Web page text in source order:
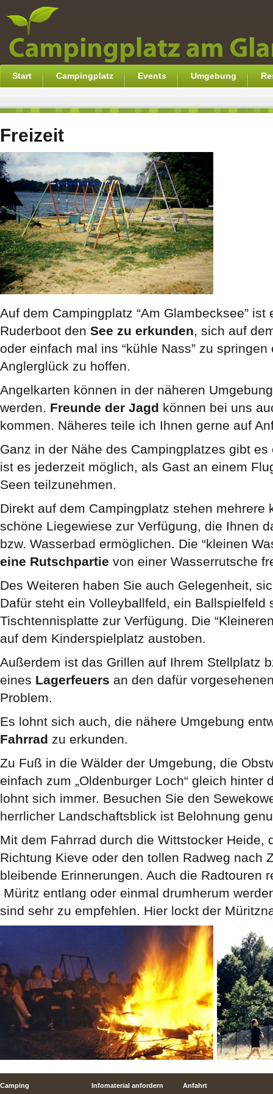
Start Campingplatz Events Umgebung
Freizeit
Auf dem Campingplatz “Am Glambecksee”
Ruderboot den See zu erkunden, sich auf
oder einfach mal ins “kühle Nass” zu
Anglerglück zu hoffen.
Angelkarten können in der näheren
werden. Freunde der Jagd können bei uns
kommen. Näheres teile ich Ihnen gerne auf
Ganz in der Nähe des Campingplatzes gibt
ist es jederzeit möglich, als Gast an einem
Seen teilzunehmen.
Direkt auf dem Campingplatz stehen mehrere
schöne Liegewiese zur Verfügung, die Ihnen
bzw. Wasserbad ermöglichen. Die “kleinen
eine Rutschpartie von einer Wasserrutsche
Des Weiteren haben Sie auch Gelegenheit,
Dafür steht ein Volleyballfeld, ein Ballspielfeld
Tischtennisplatte zur Verfügung. Die
auf dem Kinderspielplatz austoben.
Außerdem ist das Grillen auf Ihrem Stellplatz
eines Lagerfeuers an den dafür
Problem.
Es lohnt sich auch, die nähere Umgebung
Fahrrad zu erkunden.
Zu Fuß in die Wälder der Umgebung, die
einfach zum „Oldenburger Loch“ gleich hinter
lohnt sich immer. Besuchen Sie den
herrlicher Landschaftsblick ist Belohnung
Mit dem Fahrrad durch die Wittstocker Heide,
Richtung Kieve oder den tollen Radweg nach
bleibende Erinnerungen. Auch die Radtouren
Müritz entlang oder einmal drumherum
sind sehr zu empfehlen. Hier lockt der
Camping
Infomaterial anfordern
Anfahrt